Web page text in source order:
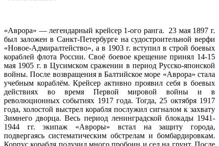
«Аврора» — легендарный крейсер 1-ого ранга. 23 мая 1897 г.
был заложен в Санкт-Петербурге на судостроительной верфи
«Новое-Адмиралтейство», а в 1903 г. вступил в строй боевых
кораблей флота России. Своё боевое крещение принял 14-15
мая 1905 г. в Цусимском сражении в период Русско-японской
войны. После возвращения в Балтийское море «Аврора» стала
учебным кораблём. Крейсер активно проявил себя в боевых
действиях во время Первой мировой войны и в
революционных событиях 1917 года. Тогда, 25 октября 1917
года, холостой выстрел корабля послужил сигналом к захвату
Зимнего дворца. Весь период ленинградской блокады 1941-
1944 гг. экипаж «Авроры» встал на защиту города,
подвергаясь систематическим обстрелам и бомбардировкам.
Корпус корабля получил много пробоин и сел на грунт. После